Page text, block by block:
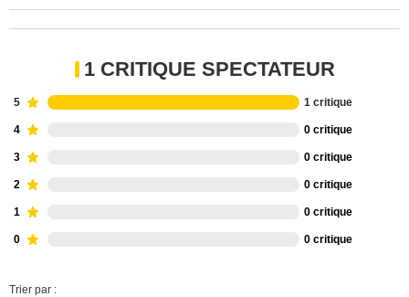
1 CRITIQUE SPECTATEUR
5 1 critique
4 0 critique
3 0 critique
2 0 critique
1 0 critique
0 0 critique
Trier par :